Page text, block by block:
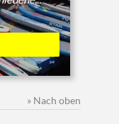
» Nach oben